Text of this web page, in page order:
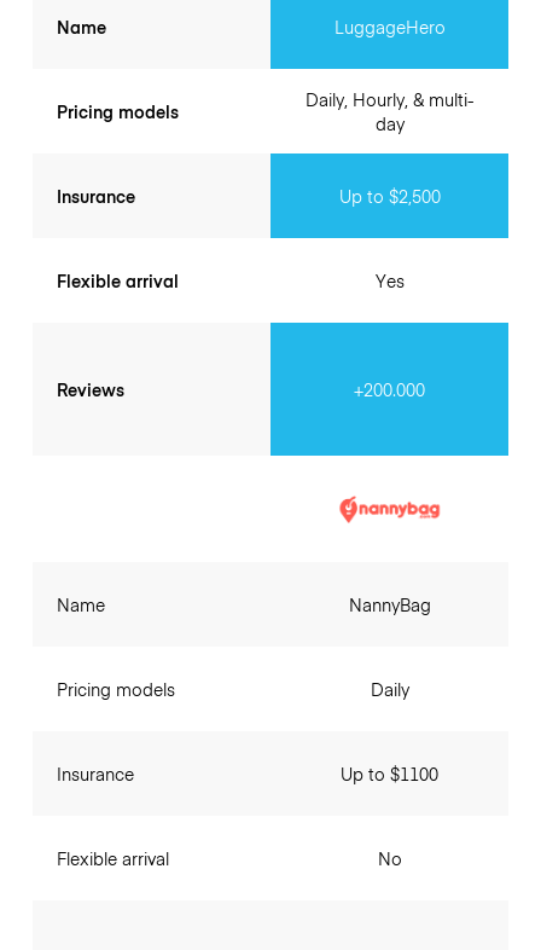
Name
Pricing models
Insurance
Flexible arrival
Reviews
LuggageHero
Daily, Hourly, & multi-
day
Up to $2,500
Yes
+200.000
Name
Pricing models
Insurance
Flexible arrival
NannyBag
Daily
Up to $1100
No